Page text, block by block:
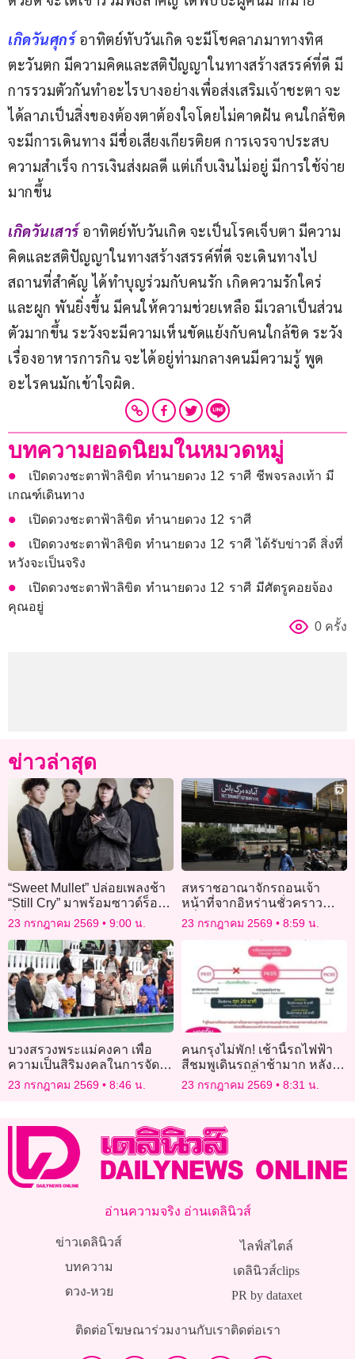
เกิดวันศุกร์ อาทิตย์ทับวันเกิด จะมีโชคลาภมาทางทิศ
ตะวันตก มีความคิดและสติปัญญาในทางสร้างสรรค์ที่ดี มี
การรวมตัวกันทำอะไรบางอย่างเพื่อส่งเสริมเจ้าชะตา จะ
ได้ลาภเป็นสิ่งของต้องตาต้องใจโดยไม่คาดฝัน คนใกล้ชิด
จะมีการเดินทาง มีชื่อเสียงเกียรติยศ การเจรจาประสบ
ความสำเร็จ การเงินส่งผลดี แต่เก็บเงินไม่อยู่ มีการใช้จ่าย
มากขึ้น
เกิดวันเสาร์ อาทิตย์ทับวันเกิด จะเป็นโรคเจ็บตา มีความ
คิดและสติปัญญาในทางสร้างสรรค์ที่ดี จะเดินทางไป
สถานที่สำคัญ ได้ทำบุญร่วมกับคนรัก เกิดความรักใคร่
และผูก พันยิ่งขึ้น มีคนให้ความช่วยเหลือ มีเวลาเป็นส่วน
ตัวมากขึ้น ระวังจะมีความเห็นขัดแย้งกับคนใกล้ชิด ระวัง
เรื่องอาหารการกิน จะได้อยู่ท่ามกลางคนมีความรู้ พูด
อะไรคนมักเข้าใจผิด.
บทความยอดนิยมในหมวดหมู่
เปิดดวงชะตาฟ้าลิขิต ทำนายดวง 12 ราศี ชีพจรลงเท้า มี
เกณฑ์เดินทาง
เปิดดวงชะตาฟ้าลิขิต ทำนายดวง 12 ราศี
เปิดดวงชะตาฟ้าลิขิต ทำนายดวง 12 ราศี ได้รับข่าวดี สิ่งที่
หวังจะเป็นจริง
เปิดดวงชะตาฟ้าลิขิต ทำนายดวง 12 ราศี มีศัตรูคอยจ้อง
คุณอยู่
0 ครั้ง
ข่าวล่าสุด
“Sweet Mullet” ปล่อยเพลงช้า
“Still Cry” มาพร้อมซาวด์ร็อก
ที่หลายคนคิดถึง
23 กรกฎาคม 2569 9:00 น.
สหราชอาณาจักรถอนเจ้า
หน้าที่จากอิหร่านชั่วคราว
หวั่นสถานการณ์บานปลาย
23 กรกฎาคม 2569 8:59 น.
บวงสรวงพระแม่คงคา เพื่อ
ความเป็นสิริมงคลในการจัด
กิจกรรมเฉลิมพระเกียรติฯ
“สายน้ำแห่งชีวิต ใต้ร่มพระ
23 กรกฎาคม 2569 8:46 น.
คนกรุงไม่พัก! เช้านี้รถไฟฟ้า
สีชมพูเดินรถล่าช้ามาก หลัง
จากเมื่อวานนี้รถไฟฟ้าแอร์
พอร์ตลิ้งขัดข้อง20ชม.
23 กรกฎาคม 2569 8:31 น.
อ่านความจริง อ่านเดลินิวส์
ข่าวเดลินิวส์
บทความ
ดวง-หวย
ไลฟ์สไตล์
เดลินิวส์clips
PR by dataxet
ติดต่อโฆษณาร่วมงานกับเราติดต่อเรา